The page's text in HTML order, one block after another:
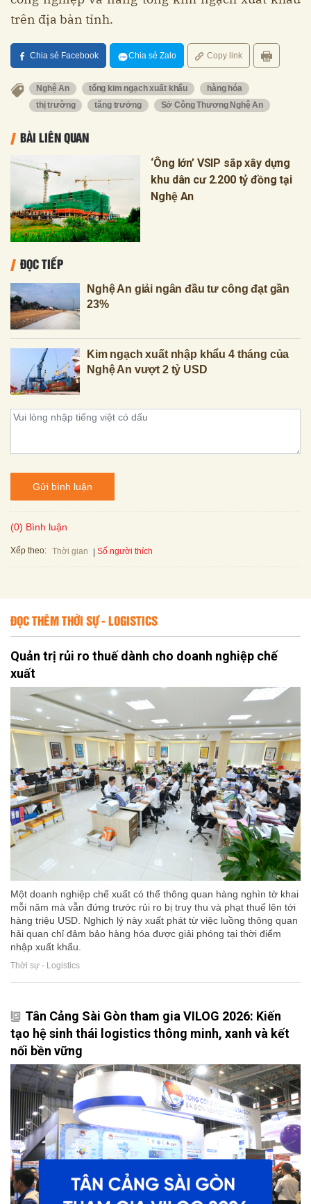
trên địa bàn tỉnh.
Chia sẻ Facebook Chia sẻ Zalo Copy link
Nghệ An tổng kim ngạch xuất khẩu
hàng hóa
thị trường
tăng trưởng Sở Công Thương Nghệ An
BÀI LIÊN QUAN
‘Ông lớn’ VSIP sắp xây dựng
khu dân cư 2.200 tỷ đồng tại
Nghệ An
ĐỌC TIẾP
Nghệ An giải ngân đầu tư công đạt gần
23%
Kim ngạch xuất nhập khẩu 4 tháng của
Nghệ An vượt 2 tỷ USD
Gửi bình luận
(0) Bình luận
Xếp theo: Thời gian Số người thích
ĐỌC THÊM THỜI SỰ - LOGISTICS
Quản trị rủi ro thuế dành cho doanh nghiệp chế
xuất
Một doanh nghiệp chế xuất có thể thông quan hàng nghìn tờ khai
mỗi năm mà vẫn đứng trước rủi ro bị truy thu và phạt thuế lên tới
hàng triệu USD. Nghịch lý này xuất phát từ việc luồng thông quan
hải quan chỉ đảm bảo hàng hóa được giải phóng tại thời điểm
nhập xuất khẩu.
Thời sự - Logistics
Tân Cảng Sài Gòn tham gia VILOG 2026: Kiến
tạo hệ sinh thái logistics thông minh, xanh và kết
nối bền vững